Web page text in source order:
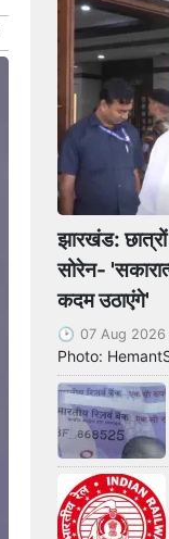
झारखंड: छात्रों
सोरेन-
कदम उठाएंगे'
07 Aug 2026
Photo: